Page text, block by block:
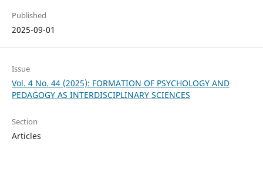
Published
2025-09-01
Issue
Vol. 4 No. 44 (2025): FORMATION OF PSYCHOLOGY AND
PEDAGOGY AS INTERDISCIPLINARY SCIENCES
Section
Articles